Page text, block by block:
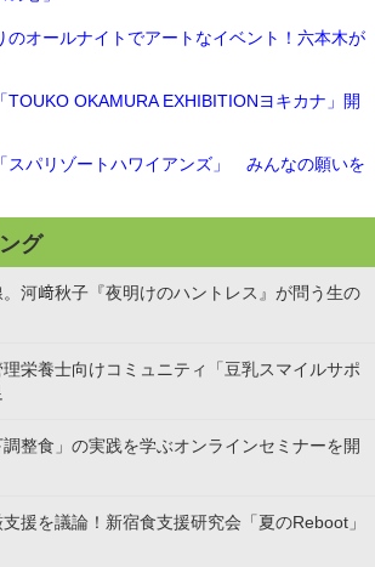
オールナイトでアートなイベント！六本木が
TOUKO OKAMURA EXHIBITIONヨキカナ」開
スパリゾートハワイアンズ」 みんなの願いを
グ
河﨑秋子『夜明けのハントレス』が問う生の
栄養士向けコミュニティ「豆乳スマイルサポ
整食」の実践を学ぶオンラインセミナーを開
援を議論！新宿食支援研究会「夏のReboot」